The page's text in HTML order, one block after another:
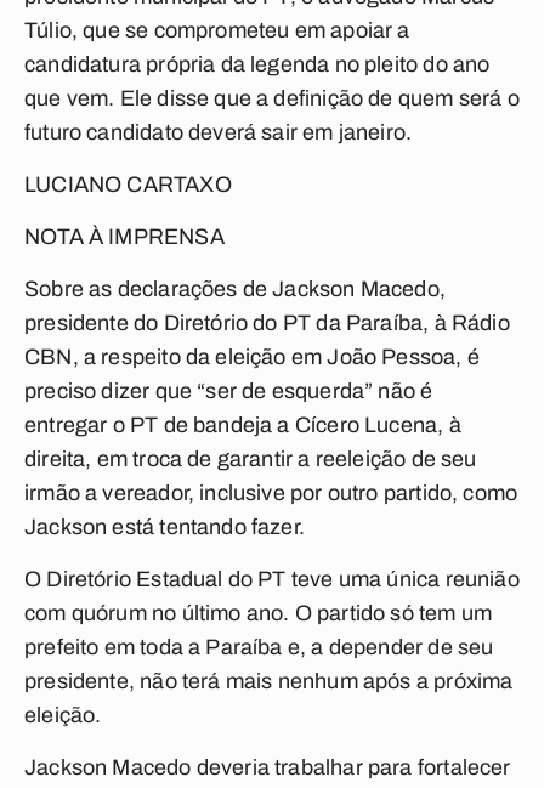
Túlio, que se comprometeu em apoiar a
candidatura própria da legenda no pleito do ano
que vem. Ele disse que a definição de quem será o
futuro candidato deverá sair em janeiro.
LUCIANO CARTAXO
NOTA À IMPRENSA
Sobre as declarações de Jackson Macedo,
presidente do Diretório do PT da Paraíba, à Rádio
CBN, a respeito da eleição em João Pessoa, é
preciso dizer que “ser de esquerda” não é
entregar o PT de bandeja a Cícero Lucena, à
direita, em troca de garantir a reeleição de seu
irmão a vereador, inclusive por outro partido, como
Jackson está tentando fazer.
O Diretório Estadual do PT teve uma única reunião
com quórum no último ano. O partido só tem um
prefeito em toda a Paraíba e, a depender de seu
presidente, não terá mais nenhum após a próxima
eleição.
Jackson Macedo deveria trabalhar para fortalecer